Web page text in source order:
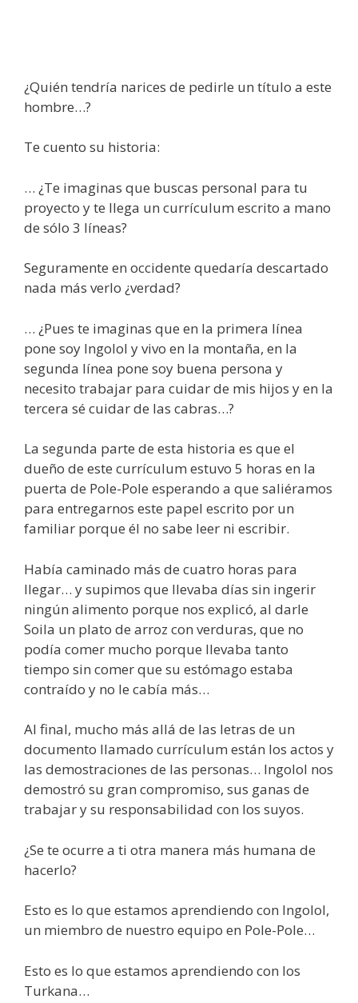
¿Quién tendría narices de pedirle un título a este
hombre…?
Te cuento su historia:
… ¿Te imaginas que buscas personal para tu
proyecto y te llega un currículum escrito a mano
de sólo 3 líneas?
Seguramente en occidente quedaría descartado
nada más verlo ¿verdad?
… ¿Pues te imaginas que en la primera línea
pone soy Ingolol y vivo en la montaña, en la
segunda línea pone soy buena persona y
necesito trabajar para cuidar de mis hijos y en la
tercera sé cuidar de las cabras…?
La segunda parte de esta historia es que el
dueño de este currículum estuvo 5 horas en la
puerta de Pole-Pole esperando a que saliéramos
para entregarnos este papel escrito por un
familiar porque él no sabe leer ni escribir.
Había caminado más de cuatro horas para
llegar… y supimos que llevaba días sin ingerir
ningún alimento porque nos explicó, al darle
Soila un plato de arroz con verduras, que no
podía comer mucho porque llevaba tanto
tiempo sin comer que su estómago estaba
contraído y no le cabía más…
Al final, mucho más allá de las letras de un
documento llamado currículum están los actos y
las demostraciones de las personas… Ingolol nos
demostró su gran compromiso, sus ganas de
trabajar y su responsabilidad con los suyos.
¿Se te ocurre a ti otra manera más humana de
hacerlo?
Esto es lo que estamos aprendiendo con Ingolol,
un miembro de nuestro equipo en Pole-Pole…
Esto es lo que estamos aprendiendo con los
Turkana…